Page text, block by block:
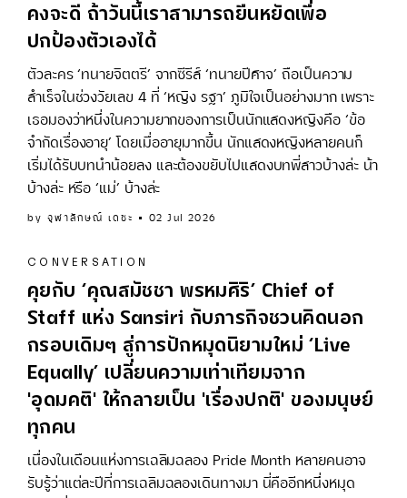
คงจะดี ถ้าวันนี้เราสามารถยืนหยัดเพื่อ
ปกป้องตัวเองได้
ตัวละคร ‘ทนายจิตตรี’ จากซีรีส์ ‘ทนายปีศาจ’ ถือเป็นความ
สำเร็จในช่วงวัยเลข 4 ที่ ‘หญิง รฐา’ ภูมิใจเป็นอย่างมาก เพราะ
เธอมองว่าหนึ่งในความยากของการเป็นนักแสดงหญิงคือ ‘ข้อ
จำกัดเรื่องอายุ’ โดยเมื่ออายุมากขึ้น นักแสดงหญิงหลายคนก็
เริ่มได้รับบทนำน้อยลง และต้องขยับไปแสดงบทพี่สาวบ้างล่ะ น้า
บ้างล่ะ หรือ ‘แม่’ บ้างล่ะ
by จุฬาลักษณ์ เดชะ 02 Jul 2026
CONVERSATION
คุยกับ ‘คุณสมัชชา พรหมศิริ’ Chief of
Staff แห่ง Sansiri กับภารกิจชวนคิดนอก
กรอบเดิมๆ สู่การปักหมุดนิยามใหม่ ‘Live
Equally’ เปลี่ยนความเท่าเทียมจาก
'อุดมคติ' ให้กลายเป็น 'เรื่องปกติ' ของมนุษย์
ทุกคน
เนื่องในเดือนแห่งการเฉลิมฉลอง Pride Month หลายคนอาจ
รับรู้ว่าแต่ละปีที่การเฉลิมฉลองเดินทางมา นี่คืออีกหนึ่งหมุด